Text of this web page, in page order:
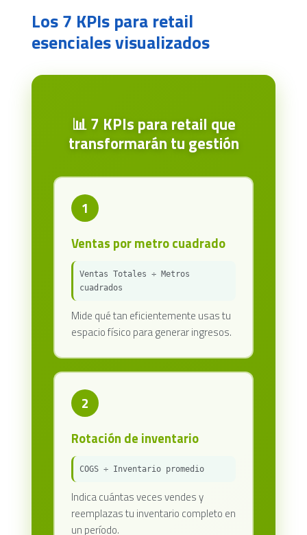
Los 7 KPIs para retail
esenciales visualizados
📊 7 KPIs para retail que
transformarán tu gestión
1
Ventas por metro cuadrado
Ventas Totales ÷ Metros
cuadrados
Mide qué tan eficientemente usas tu
espacio físico para generar ingresos.
2
Rotación de inventario
COGS ÷ Inventario promedio
Indica cuántas veces vendes y
reemplazas tu inventario completo en
un período.